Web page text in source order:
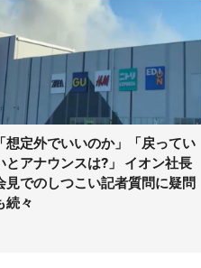
「想定外でいいのか」「戻ってい
とアナウンスは?」 イオン社長
見でのしつこい記者質問に疑問
続々